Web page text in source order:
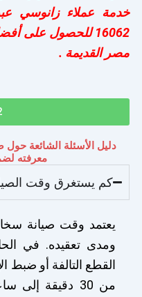
خدمة عملاء زانوسي
16062 للحصول على
مصر القديمة .
دليل الأسئلة الشائعة
معرفته
كم يستغرق وقت
يعتمد وقت صيانة
ومدى تعقيده. في
القطع التالفة أو ضبط
من 30 دقيقة